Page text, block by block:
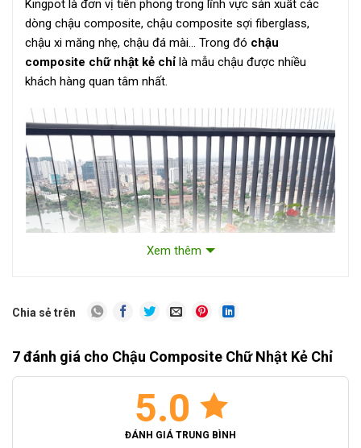
Kingpot là đơn vị tiên phong trong lĩnh vực sản xuất các
dòng chậu composite, chậu composite sợi fiberglass,
chậu xi măng nhẹ, chậu đá mài… Trong đó chậu
composite chữ nhật kẻ chỉ là mẫu chậu được nhiều
khách hàng quan tâm nhất.
Với nhiều năm kinh nghiệm trong lĩnh vực sản xuất chậu
phẩm của mình đẹp nhất trước khi đến tay khách hàng.
Dòng chậu nhựa composite dạng ghép tấm PVC Foam.
Xem thêm
Chia sẻ trên
7 đánh giá cho Chậu Composite Chữ Nhật Kẻ Chỉ
5.0
ĐÁNH GIÁ TRUNG BÌNH